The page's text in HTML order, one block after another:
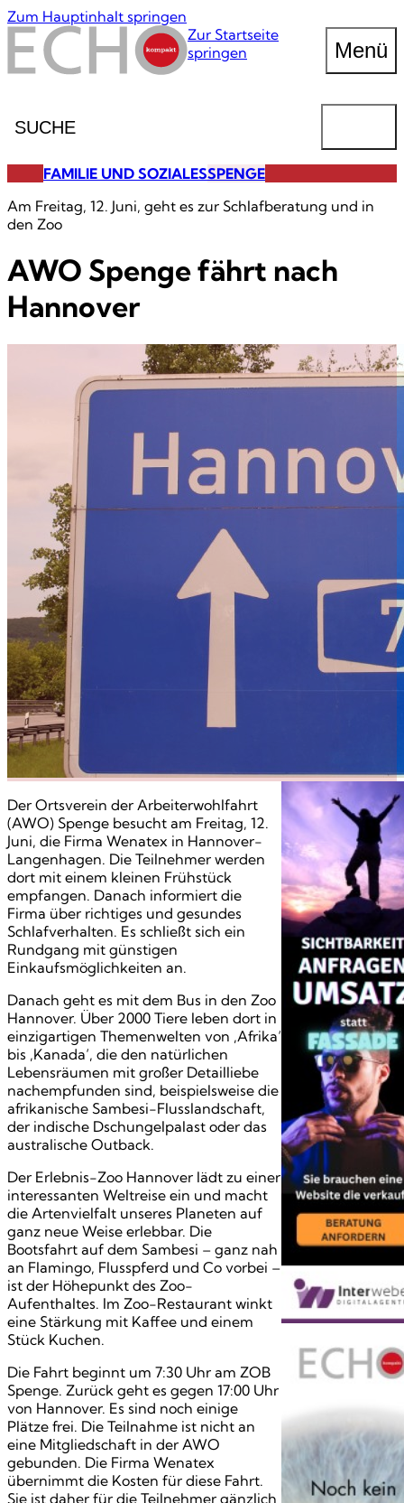
Zum Hauptinhalt springen
Zur Startseite
springen
Menü
FAMILIE UND SOZIALESSPENGE
Am Freitag, 12. Juni, geht es zur Schlafberatung und in
den Zoo
AWO Spenge fährt nach
Hannover
Der Ortsverein der Arbeiterwohlfahrt
(AWO) Spenge besucht am Freitag, 12.
Juni, die Firma Wenatex in Hannover-
Langenhagen. Die Teilnehmer werden
dort mit einem kleinen Frühstück
empfangen. Danach informiert die
Firma über richtiges und gesundes
Schlafverhalten. Es schließt sich ein
Rundgang mit günstigen
Einkaufsmöglichkeiten an.
Danach geht es mit dem Bus in den Zoo
Hannover. Über 2000 Tiere leben dort in
einzigartigen Themenwelten von ‚Afrika‘
bis ‚Kanada‘, die den natürlichen
Lebensräumen mit großer Detailliebe
nachempfunden sind, beispielsweise die
afrikanische Sambesi-Flusslandschaft,
der indische Dschungelpalast oder das
australische Outback.
Der Erlebnis-Zoo Hannover lädt zu einer
interessanten Weltreise ein und macht
die Artenvielfalt unseres Planeten auf
ganz neue Weise erlebbar. Die
Bootsfahrt auf dem Sambesi – ganz nah
an Flamingo, Flusspferd und Co vorbei –
ist der Höhepunkt des Zoo-
Aufenthaltes. Im Zoo-Restaurant winkt
eine Stärkung mit Kaffee und einem
Stück Kuchen.
Die Fahrt beginnt um 7:30 Uhr am ZOB
Spenge. Zurück geht es gegen 17:00 Uhr
von Hannover. Es sind noch einige
Plätze frei. Die Teilnahme ist nicht an
eine Mitgliedschaft in der AWO
gebunden. Die Firma Wenatex
übernimmt die Kosten für diese Fahrt.
Sie ist daher für die Teilnehmer gänzlich